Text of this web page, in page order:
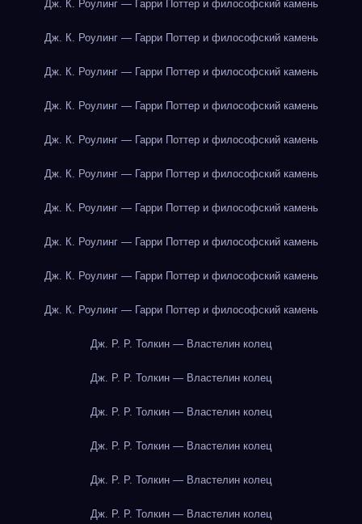
Дж. К. Роулинг — Гарри Поттер и философский камень
Дж. К. Роулинг — Гарри Поттер и философский камень
Дж. К. Роулинг — Гарри Поттер и философский камень
Дж. К. Роулинг — Гарри Поттер и философский камень
Дж. К. Роулинг — Гарри Поттер и философский камень
Дж. К. Роулинг — Гарри Поттер и философский камень
Дж. К. Роулинг — Гарри Поттер и философский камень
Дж. К. Роулинг — Гарри Поттер и философский камень
Дж. К. Роулинг — Гарри Поттер и философский камень
Дж. К. Роулинг — Гарри Поттер и философский камень
Дж. Р. Р. Толкин — Властелин колец
Дж. Р. Р. Толкин — Властелин колец
Дж. Р. Р. Толкин — Властелин колец
Дж. Р. Р. Толкин — Властелин колец
Дж. Р. Р. Толкин — Властелин колец
Дж. Р. Р. Толкин — Властелин колец